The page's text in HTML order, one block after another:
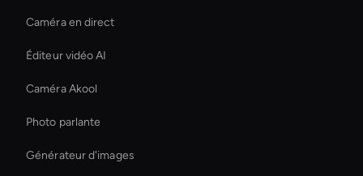
Caméra en direct
Éditeur vidéo AI
Caméra Akool
Photo parlante
Générateur d'images